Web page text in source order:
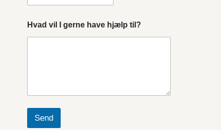
Hvad vil I gerne have hjælp til?
Send